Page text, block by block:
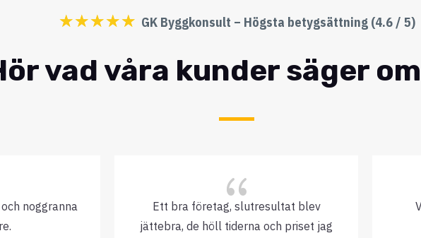
☆☆☆☆☆ GK Byggkonsult – Högsta betygsättning (4.6 / 5)
vad våra kunder säger
noggranna
{
Ett bra företag, slutresultat blev
jättebra, de höll tiderna och priset jag